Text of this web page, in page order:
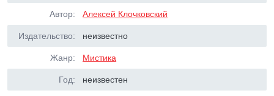
Автор: Алексей Клочковский
Издательство: неизвестно
Жанр: Мистика
Год: неизвестен